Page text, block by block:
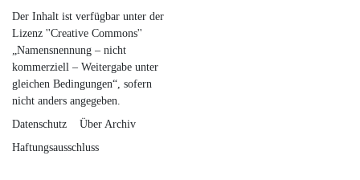
Der Inhalt ist verfügbar unter der
Lizenz ''Creative Commons''
„Namensnennung – nicht
kommerziell – Weitergabe unter
gleichen Bedingungen“, sofern
nicht anders angegeben.
Datenschutz
Über Archiv
Haftungsausschluss